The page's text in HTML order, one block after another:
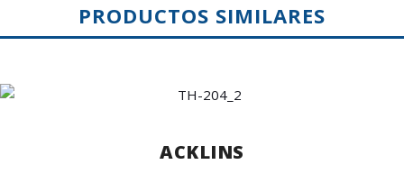
PRODUCTOS SIMILARES
ACKLINS